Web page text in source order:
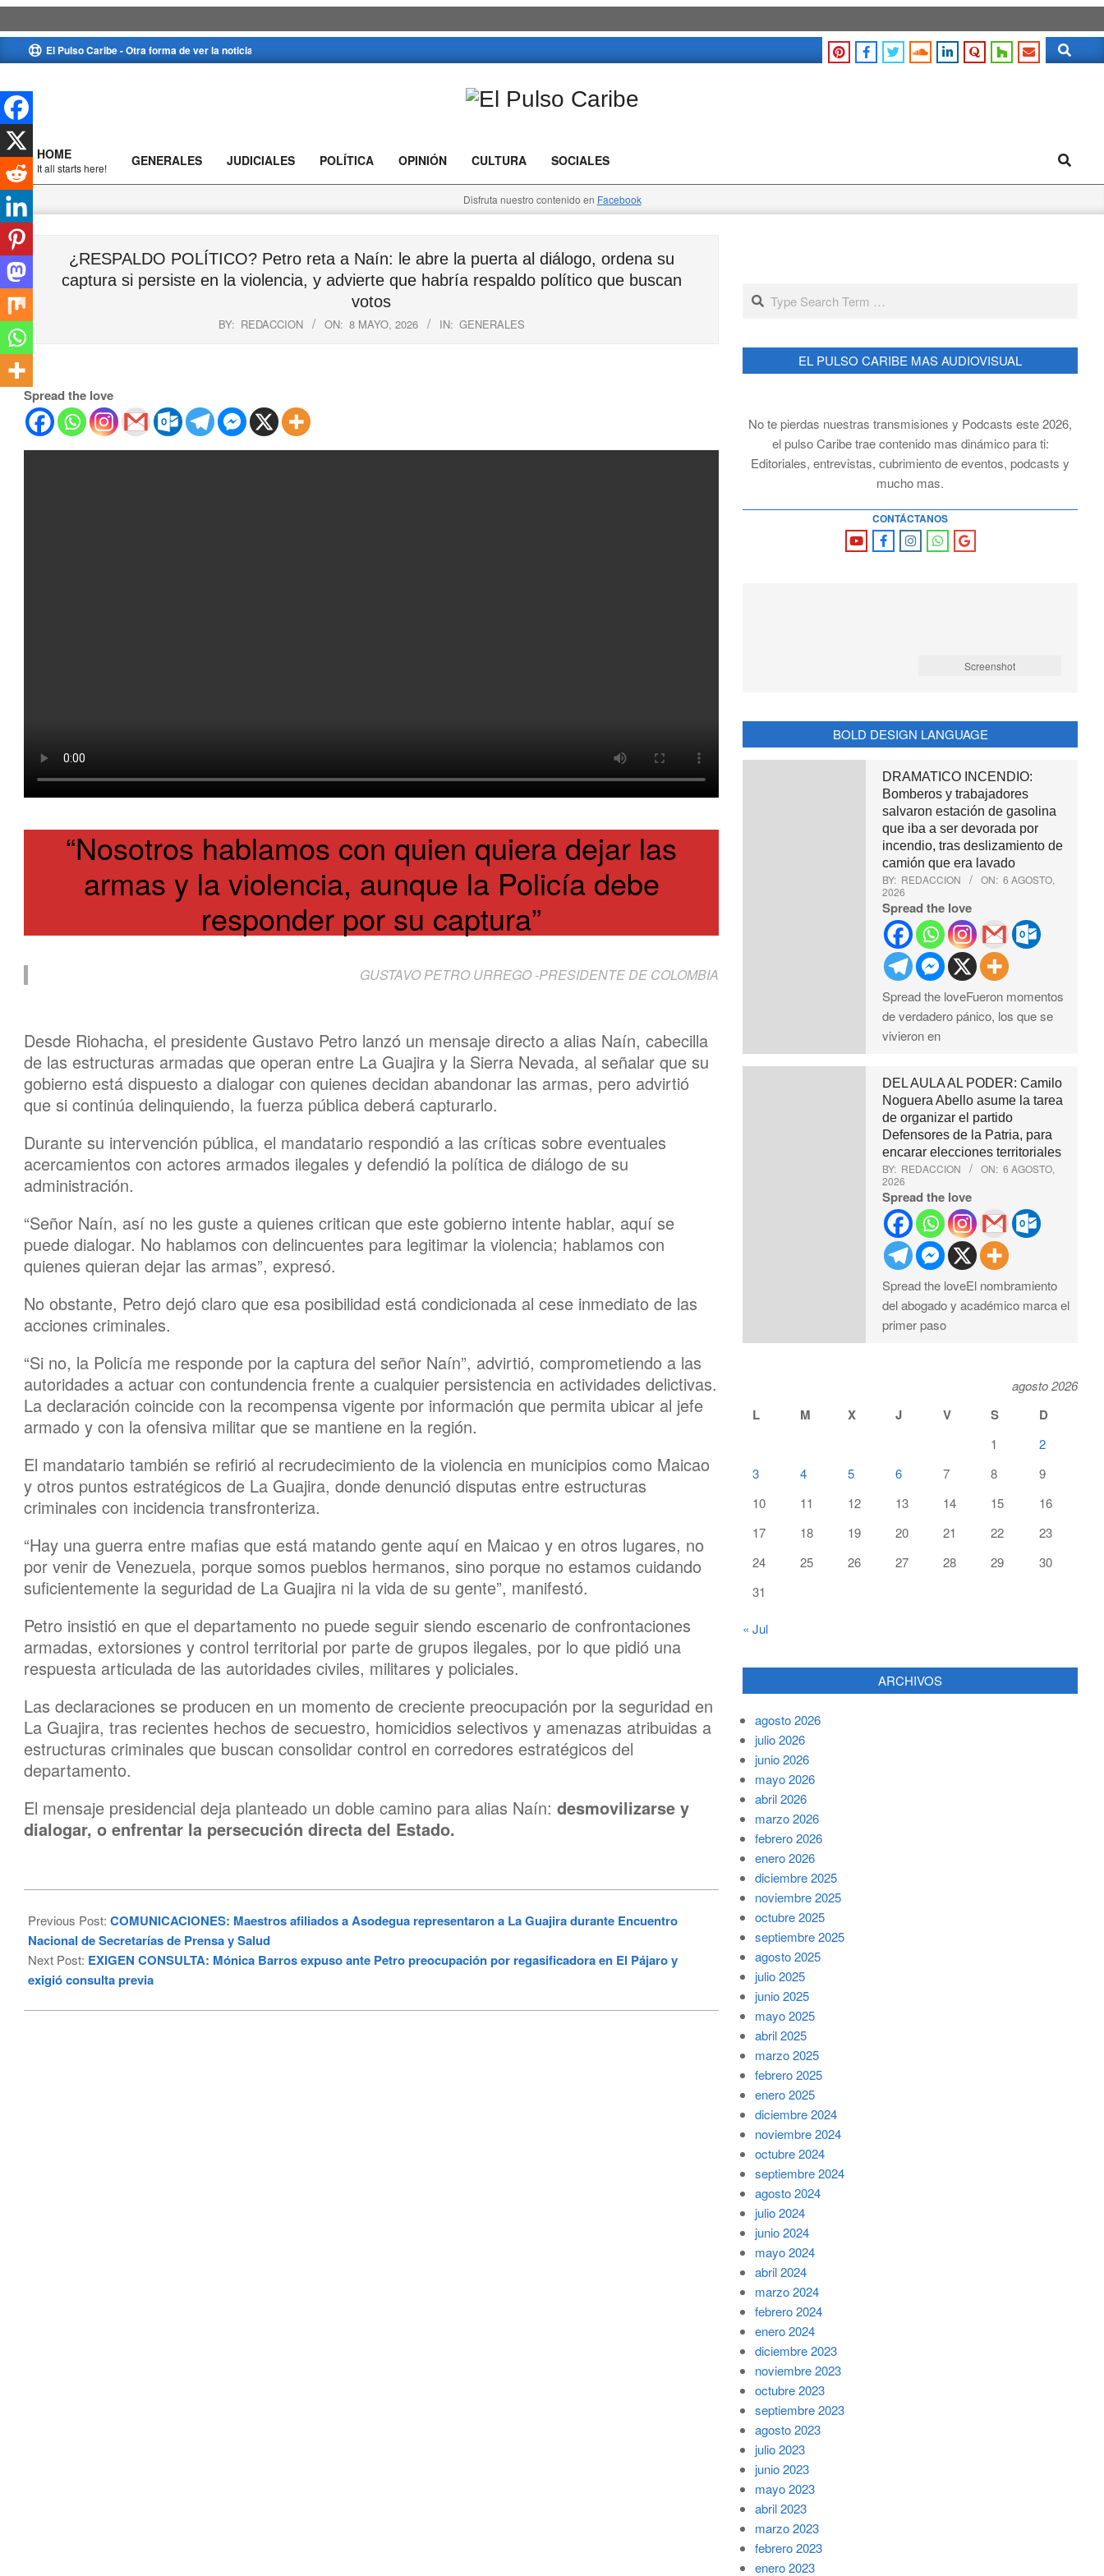
to
El Pulso Caribe - Otra forma de ver la noticia Search
Caribe
Primary
Navigation
Menu
HOME
It all starts here! GENERALES JUDICIALES POLÍTICA OPINIÓN CULTURA SOCIALES Search
Disfruta nuestro contenido en Facebook
¿RESPALDO POLÍTICO? Petro reta a Naín: le abre la puerta al diálogo, ordena su
captura si persiste en la violencia, y advierte que habría respaldo político que buscan
votos
BY: REDACCION ON: 8 MAYO, 2026 IN: GENERALES
Spread the love
“Nosotros hablamos con quien quiera dejar las
armas y la violencia, aunque la Policía debe
responder por su captura”
GUSTAVO PETRO URREGO -PRESIDENTE DE COLOMBIA
Desde Riohacha, el presidente Gustavo Petro lanzó un mensaje directo a alias Naín, cabecilla
de las estructuras armadas que operan entre La Guajira y la Sierra Nevada, al señalar que su
gobierno está dispuesto a dialogar con quienes decidan abandonar las armas, pero advirtió
que si continúa delinquiendo, la fuerza pública deberá capturarlo.
Durante su intervención pública, el mandatario respondió a las críticas sobre eventuales
acercamientos con actores armados ilegales y defendió la política de diálogo de su
administración.
“Señor Naín, así no les guste a quienes critican que este gobierno intente hablar, aquí se
puede dialogar. No hablamos con delincuentes para legitimar la violencia; hablamos con
quienes quieran dejar las armas”, expresó.
No obstante, Petro dejó claro que esa posibilidad está condicionada al cese inmediato de las
acciones criminales.
“Si no, la Policía me responde por la captura del señor Naín”, advirtió, comprometiendo a las
autoridades a actuar con contundencia frente a cualquier persistencia en actividades delictivas.
La declaración coincide con la recompensa vigente por información que permita ubicar al jefe
armado y con la ofensiva militar que se mantiene en la región.
El mandatario también se refirió al recrudecimiento de la violencia en municipios como Maicao
y otros puntos estratégicos de La Guajira, donde denunció disputas entre estructuras
criminales con incidencia transfronteriza.
“Hay una guerra entre mafias que está matando gente aquí en Maicao y en otros lugares, no
por venir de Venezuela, porque somos pueblos hermanos, sino porque no estamos cuidando
suficientemente la seguridad de La Guajira ni la vida de su gente”, manifestó.
Petro insistió en que el departamento no puede seguir siendo escenario de confrontaciones
armadas, extorsiones y control territorial por parte de grupos ilegales, por lo que pidió una
respuesta articulada de las autoridades civiles, militares y policiales.
Las declaraciones se producen en un momento de creciente preocupación por la seguridad en
La Guajira, tras recientes hechos de secuestro, homicidios selectivos y amenazas atribuidas a
estructuras criminales que buscan consolidar control en corredores estratégicos del
departamento.
El mensaje presidencial deja planteado un doble camino para alias Naín: desmovilizarse y
dialogar, o enfrentar la persecución directa del Estado.
05-
08
Previous Post: COMUNICACIONES: Maestros afiliados a Asodegua representaron a La Guajira durante Encuentro
Nacional de Secretarías de Prensa y Salud
Next Post: EXIGEN CONSULTA: Mónica Barros expuso ante Petro preocupación por regasificadora en El Pájaro y
exigió consulta previa
Search
EL PULSO CARIBE MAS AUDIOVISUAL
No te pierdas nuestras transmisiones y Podcasts este 2026,
el pulso Caribe trae contenido mas dinámico para ti:
Editoriales, entrevistas, cubrimiento de eventos, podcasts y
mucho mas.
CONTÁCTANOS
Screenshot
BOLD DESIGN LANGUAGE
DRAMATICO INCENDIO:
Bomberos y trabajadores
salvaron estación de gasolina
que iba a ser devorada por
incendio, tras deslizamiento de
camión que era lavado
BY: REDACCION ON: 6 AGOSTO,
2026
Spread the love
Spread the loveFueron momentos
de verdadero pánico, los que se
vivieron en
DEL AULA AL PODER: Camilo
Noguera Abello asume la tarea
de organizar el partido
Defensores de la Patria, para
encarar elecciones territoriales
BY: REDACCION ON: 6 AGOSTO,
2026
Spread the love
Spread the loveEl nombramiento
del abogado y académico marca el
primer paso
agosto 2026
L M X J V S D
1
2
3
4 5 6 7 8
9
10
11 12 13 14 15
16
17
18 19 20 21 22
23
24
25 26 27 28 29
30
31
« Jul
ARCHIVOS
agosto 2026
julio 2026
junio 2026
mayo 2026
abril 2026
marzo 2026
febrero 2026
enero 2026
diciembre 2025
noviembre 2025
octubre 2025
septiembre 2025
agosto 2025
julio 2025
junio 2025
mayo 2025
abril 2025
marzo 2025
febrero 2025
enero 2025
diciembre 2024
noviembre 2024
octubre 2024
septiembre 2024
agosto 2024
julio 2024
junio 2024
mayo 2024
abril 2024
marzo 2024
febrero 2024
enero 2024
diciembre 2023
noviembre 2023
octubre 2023
septiembre 2023
agosto 2023
julio 2023
junio 2023
mayo 2023
abril 2023
marzo 2023
febrero 2023
enero 2023